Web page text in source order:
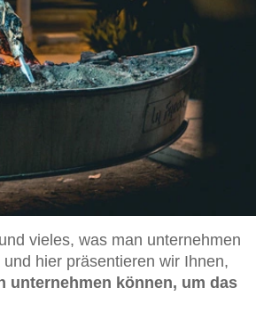
vieles, was man unternehmen
hier präsentieren wir Ihnen,
unternehmen können, um das